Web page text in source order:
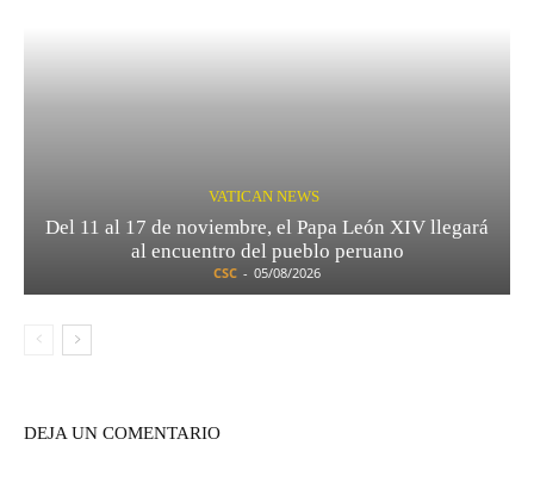
VATICAN NEWS
Del 11 al 17 de noviembre, el Papa León XIV llegará
al encuentro del pueblo peruano
CSC - 05/08/2026
DEJA UN COMENTARIO